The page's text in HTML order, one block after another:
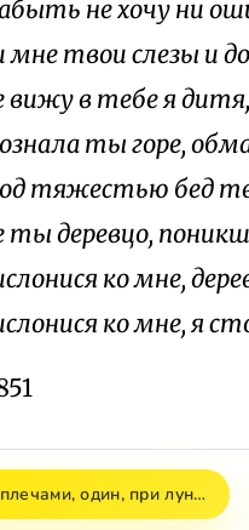
не хочу ни
мне твои слезы и
вижу в тебе я
ты горе,
тяжестью бед
ты деревцо,
ко мне,
ко мне, я
один, при лун…